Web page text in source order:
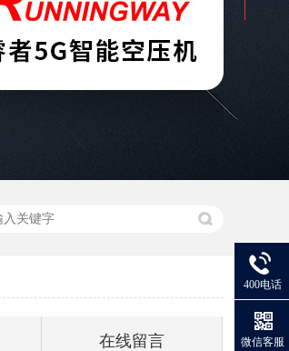
在线留言
400电话
微信客服